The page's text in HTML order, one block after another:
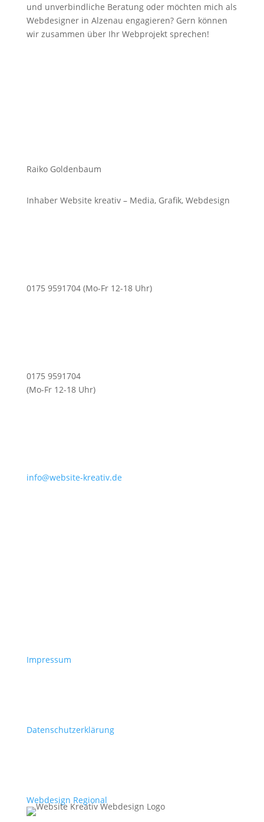
und unverbindliche Beratung oder möchten mich als
Webdesigner in Alzenau engagieren? Gern können
wir zusammen über Ihr Webprojekt sprechen!
Raiko Goldenbaum
Inhaber Website kreativ – Media, Grafik, Webdesign
0175 9591704 (Mo-Fr 12-18 Uhr)
0175 9591704
(Mo-Fr 12-18 Uhr)
info@website-kreativ.de
Impressum
Datenschutzerklärung
Webdesign Regional